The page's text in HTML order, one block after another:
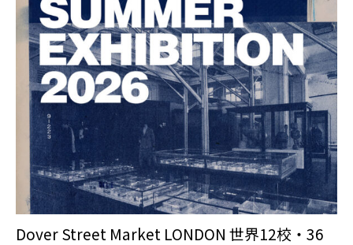
Dover Street Market LONDON 世界12校・36